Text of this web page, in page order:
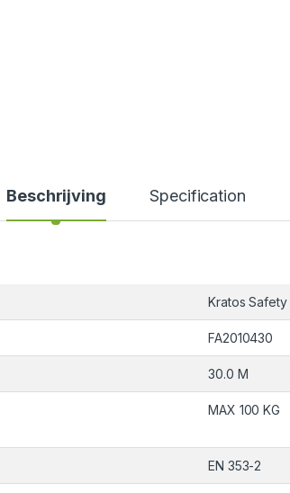
Beschrijving Specification
Kratos Safety
FA2010430
30.0 M
MAX 100 KG
EN 353-2